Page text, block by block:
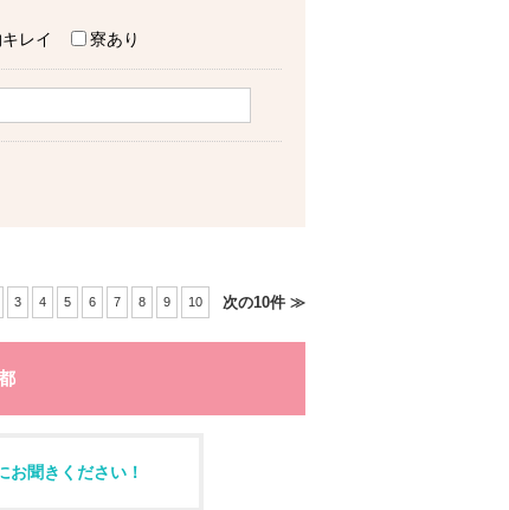
レイ 寮あり
3 4 5 6 7 8 9 10 次の10件 ≫
お聞きください！